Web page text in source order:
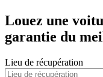
Louez une
garantie du
Lieu de récupération